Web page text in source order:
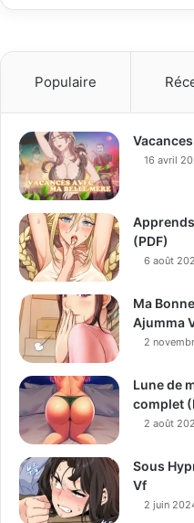
Populaire
16 avril
(PDF)
6 août
Ma
Ajumma
2
Lune de
complet
2 août
Sous
Vf
2 juin